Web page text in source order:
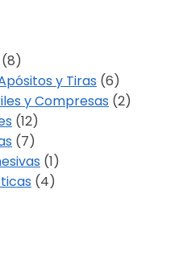
(8)
y Tiras (6)
y Compresas (2)
(12)
(7)
(1)
(4)